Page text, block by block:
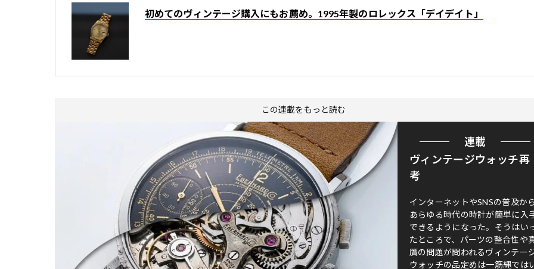
初めてのヴィンテージ購入にもお薦め。1995年製のロレックス「デイデイト」
この連載をもっと読む
連載
ヴィンテージウォッチ再
考
インターネットやSNSの普及から
あらゆる時代の時計が簡単に入
できるようになった。そうはい
たところで、パーツの整合性や
贋の問題が問われるヴィンテー
ウォッチの品定めは一筋縄では